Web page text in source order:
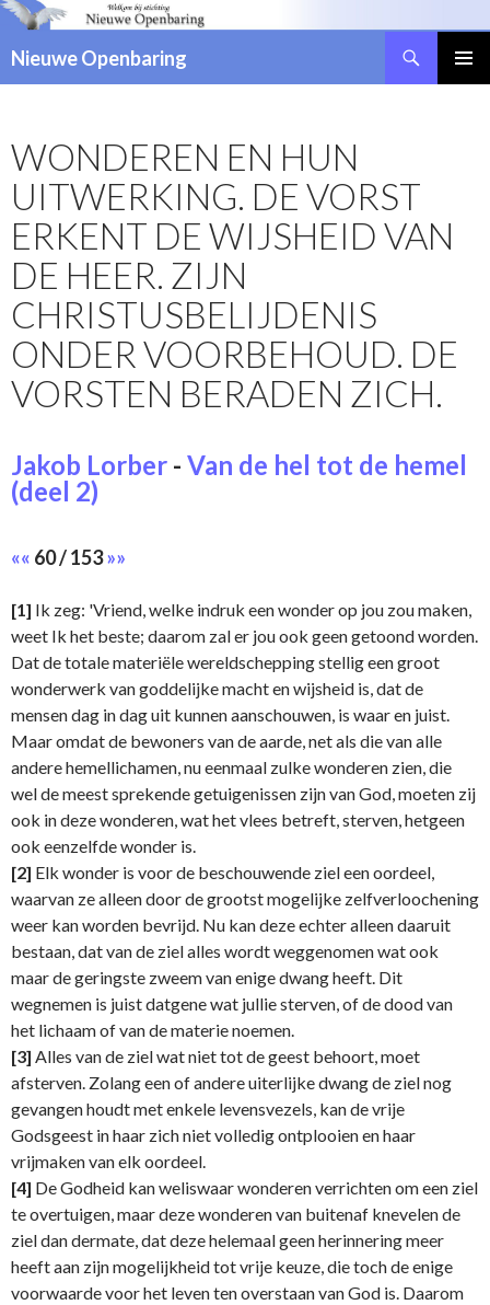
Nieuwe Openbaring
SPRINGEN
WONDEREN EN HUN
UITWERKING. DE VORST
ERKENT DE WIJSHEID VAN
DE HEER. ZIJN
CHRISTUSBELIJDENIS
ONDER VOORBEHOUD. DE
VORSTEN BERADEN ZICH.
Jakob Lorber - Van de hel tot de hemel
(deel 2)
«« 60 / 153»»
[1] Ik zeg: 'Vriend, welke indruk een wonder op jou zou maken,
weet Ik het beste; daarom zal er jou ook geen getoond worden.
Dat de totale materiële wereldschepping stellig een groot
wonderwerk van goddelijke macht en wijsheid is, dat de
mensen dag in dag uit kunnen aanschouwen, is waar en juist.
Maar omdat de bewoners van de aarde, net als die van alle
andere hemellichamen, nu eenmaal zulke wonderen zien, die
wel de meest sprekende getuigenissen zijn van God, moeten zij
ook in deze wonderen, wat het vlees betreft, sterven, hetgeen
ook eenzelfde wonder is.
[2] Elk wonder is voor de beschouwende ziel een oordeel,
waarvan ze alleen door de grootst mogelijke zelfverloochening
weer kan worden bevrijd. Nu kan deze echter alleen daaruit
bestaan, dat van de ziel alles wordt weggenomen wat ook
maar de geringste zweem van enige dwang heeft. Dit
wegnemen is juist datgene wat jullie sterven, of de dood van
het lichaam of van de materie noemen.
[3] Alles van de ziel wat niet tot de geest behoort, moet
afsterven. Zolang een of andere uiterlijke dwang de ziel nog
gevangen houdt met enkele levensvezels, kan de vrije
Godsgeest in haar zich niet volledig ontplooien en haar
vrijmaken van elk oordeel.
[4] De Godheid kan weliswaar wonderen verrichten om een ziel
te overtuigen, maar deze wonderen van buitenaf knevelen de
ziel dan dermate, dat deze helemaal geen herinnering meer
heeft aan zijn mogelijkheid tot vrije keuze, die toch de enige
voorwaarde voor het leven ten overstaan van God is. Daarom